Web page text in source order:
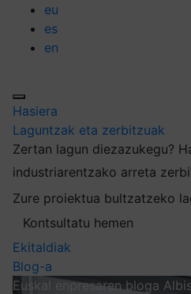
eu
es
en
Hasiera
Laguntzak eta zerbitzuak
Zertan lagun diezazukegu?
industriarentzako arreta
Zure proiektua bultzatzeko
Kontsultatu hemen
Ekitaldiak
Blog-a
Euskal enpresaren bloga